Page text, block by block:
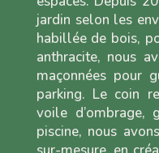
jardin selon les
habillée de bois,
anthracite, nous
maçonnées pour
parking. Le coin
voile
piscine, nous